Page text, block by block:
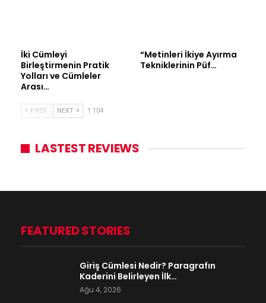
İki Cümleyi
Birleştirmenin Pratik
Yolları ve Cümleler
Arası…
“Metinleri İkiye Ayırma
Tekniklerinin Püf…
PREV NEXT 1 104
LASTEST REVIEWS
FEATURED STORIES
Giriş Cümlesi Nedir? Paragrafın
Kaderini Belirleyen İlk…
Ağu 4, 2026